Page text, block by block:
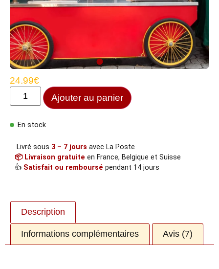
24.99€
Ajouter au panier
En stock
Livré sous 3 – 7 jours avec La Poste
📦 Livraison gratuite en France, Belgique et Suisse
👍 Satisfait ou remboursé pendant 14 jours
Description
Informations complémentaires Avis (7)